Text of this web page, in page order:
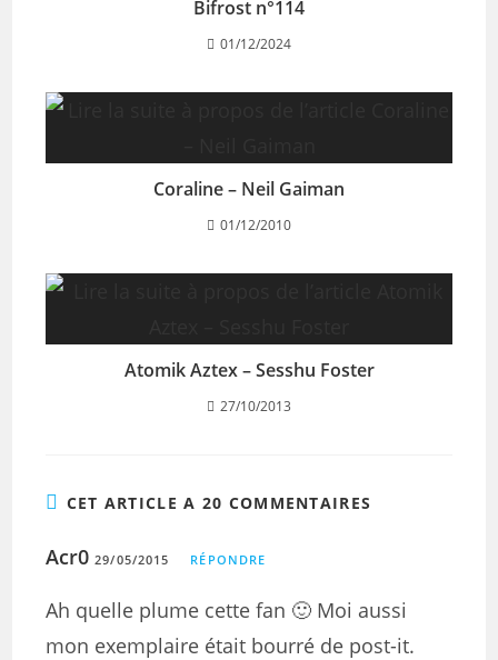
Bifrost n°114
01/12/2024
Coraline – Neil Gaiman
01/12/2010
Atomik Aztex – Sesshu Foster
27/10/2013
CET ARTICLE A 20 COMMENTAIRES
Acr0 29/05/2015 RÉPONDRE
Ah quelle plume cette fan 🙂 Moi aussi
mon exemplaire était bourré de post-it.